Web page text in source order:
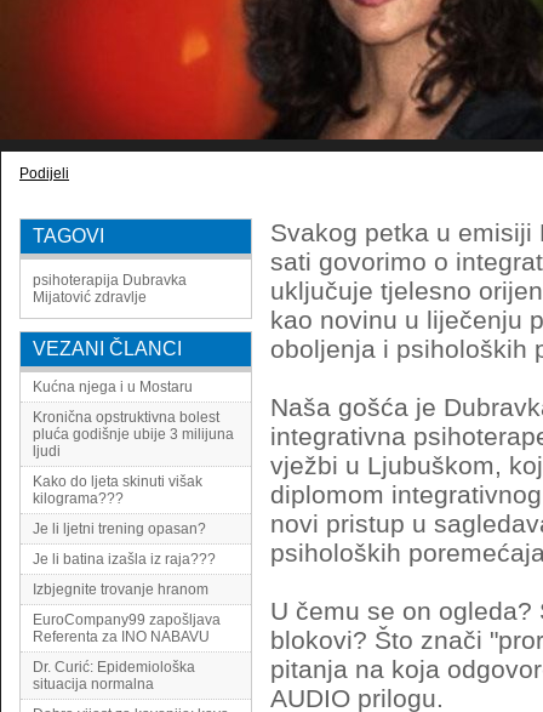
Podijeli
TAGOVI
psihoterapija Dubravka
Mijatović zdravlje
VEZANI ČLANCI
Kućna njega i u Mostaru
Kronična opstruktivna bolest
pluća godišnje ubije 3 milijuna
ljudi
Kako do ljeta skinuti višak
kilograma???
Je li ljetni trening opasan?
Je li batina izašla iz raja???
Izbjegnite trovanje hranom
EuroCompany99 zapošljava
Referenta za INO NABAVU
Dr. Curić: Epidemiološka
situacija normalna
Svakog petka u emisiji
sati govorimo o
uključuje tjelesno
kao novinu u liječenju
oboljenja i psiholoških
Naša gošća je
integrativna
vježbi u Ljubuškom,
diplomom
novi pristup u
psiholoških
U čemu se on
blokovi? Što znači
pitanja na koja
AUDIO prilogu.